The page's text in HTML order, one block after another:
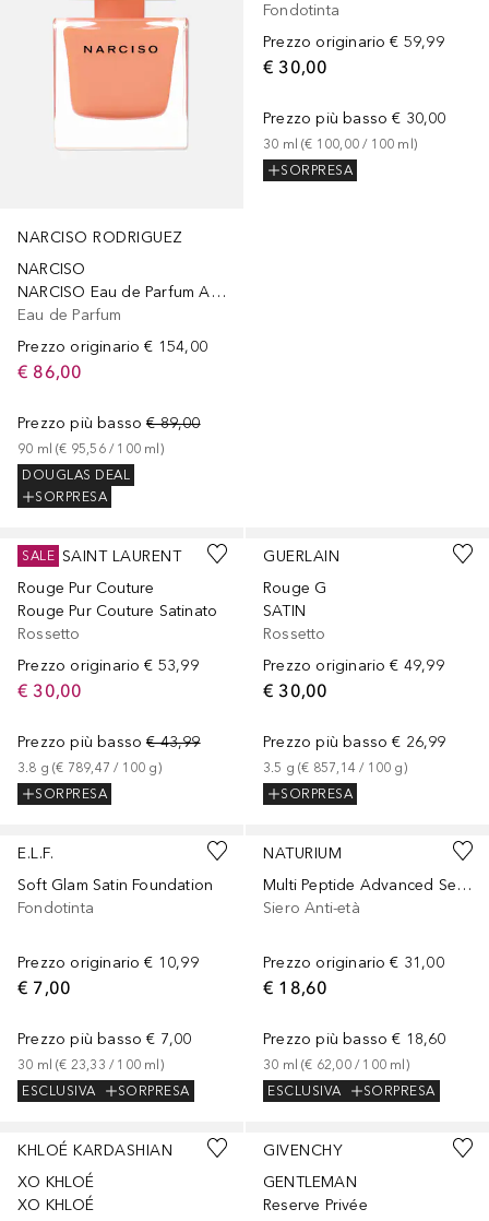
NARCISO RODRIGUEZ
NARCISO
NARCISO Eau de Parfum Ambrée
Eau de Parfum
Prezzo originario € 154,00
€ 86,00
Prezzo più basso € 89,00
90 ml (€ 95,56 / 100 ml )
DOUGLAS DEAL
SORPRESA
Fondotinta
Prezzo originario € 59,99
€ 30,00
Prezzo più basso € 30,00
30 ml (€ 100,00 / 100 ml )
SORPRESA
YVES SAINT LAURENT
Rouge Pur Couture
Rouge Pur Couture Satinato
Rossetto
Prezzo originario € 53,99
€ 30,00
Prezzo più basso € 43,99
3.8 g (€ 789,47 / 100 g)
SORPRESA
SALE
+15
GUERLAIN
Rouge G
SATIN
Rossetto
Prezzo originario € 49,99
€ 30,00
Prezzo più basso € 26,99
3.5 g (€ 857,14 / 100 g)
SORPRESA
E.L.F.
Soft Glam Satin Foundation
Fondotinta
Prezzo originario € 10,99
€ 7,00
Prezzo più basso € 7,00
30 ml (€ 23,33 / 100 ml )
ESCLUSIVA
SORPRESA
+32
NATURIUM
Multi Peptide Advanced Serum
Siero Anti-età
Prezzo originario € 31,00
€ 18,60
Prezzo più basso € 18,60
30 ml (€ 62,00 / 100 ml )
ESCLUSIVA
SORPRESA
KHLOÉ KARDASHIAN
XO KHLOÉ
XO KHLOÉ
GIVENCHY
GENTLEMAN
Reserve Privée